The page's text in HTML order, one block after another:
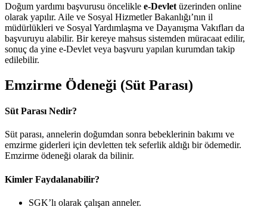
Doğum yardımı başvurusu öncelikle e-Devlet üzerinden online
olarak yapılır. Aile ve Sosyal Hizmetler Bakanlığı’nın il
müdürlükleri ve Sosyal Yardımlaşma ve Dayanışma Vakıfları da
başvuruyu alabilir. Bir kereye mahsus sistemden müracaat edilir,
sonuç da yine e-Devlet veya başvuru yapılan kurumdan takip
edilebilir.
Emzirme Ödeneği (Süt Parası)
Süt Parası Nedir?
Süt parası, annelerin doğumdan sonra bebeklerinin bakımı ve
emzirme giderleri için devletten tek seferlik aldığı bir ödemedir.
Emzirme ödeneği olarak da bilinir.
Kimler Faydalanabilir?
SGK’lı olarak çalışan anneler.